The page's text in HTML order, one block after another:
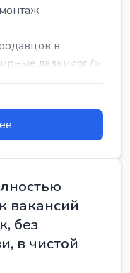
в
лавки<br />
вакансий
без
в чистой